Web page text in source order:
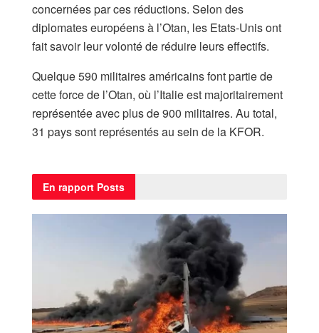
concernées par ces réductions. Selon des
diplomates européens à l’Otan, les Etats-Unis ont
fait savoir leur volonté de réduire leurs effectifs.
Quelque 590 militaires américains font partie de
cette force de l’Otan, où l’Italie est majoritairement
représentée avec plus de 900 militaires. Au total,
31 pays sont représentés au sein de la KFOR.
En rapport Posts